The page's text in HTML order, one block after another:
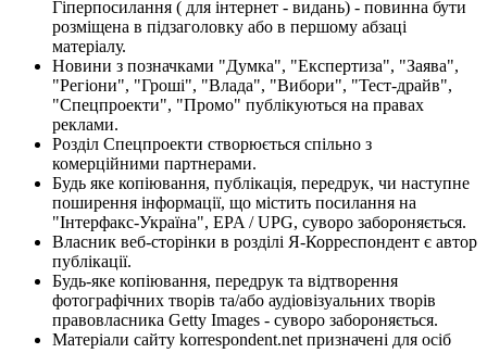
Гіперпосилання ( для інтернет - видань) - повинна бути
розміщена в підзаголовку або в першому абзаці
матеріалу.
Новини з позначками "Думка", "Експертиза", "Заява",
"Регіони", "Гроші", "Влада", "Вибори", "Тест-драйв",
"Спецпроекти", "Промо" публікуються на правах
реклами.
Розділ Спецпроекти створюється спільно з
комерційними партнерами.
Будь яке копіювання, публікація, передрук, чи наступне
поширення інформації, що містить посилання на
"Інтерфакс-Україна", EPA / UPG, суворо забороняється.
Власник веб-сторінки в розділі Я-Корреспондент є автор
публікації.
Будь-яке копіювання, передрук та відтворення
фотографічних творів та/або аудіовізуальних творів
правовласника Getty Images - суворо забороняється.
Матеріали сайту korrespondent.net призначені для осіб